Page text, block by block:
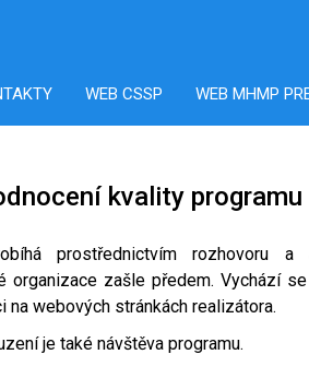
WEB CSSP WEB MHMP
kvality programu
prostřednictvím rozhovoru a
organizace zašle předem. Vychází
na webových stránkách realizátora.
je také návštěva programu.